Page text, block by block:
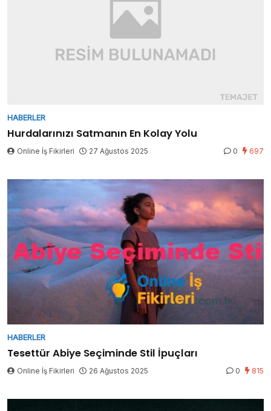
HABERLER
Hurdalarınızı Satmanın En Kolay Yolu
Online İş Fikirleri 27 Ağustos 2025 0 697
HABERLER
Tesettür Abiye Seçiminde Stil İpuçları
Online İş Fikirleri 26 Ağustos 2025 0 815